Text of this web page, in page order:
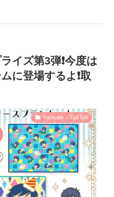
イズ第3弾❗️今度は
に登場するよ❗️取
Youtube・TickTok